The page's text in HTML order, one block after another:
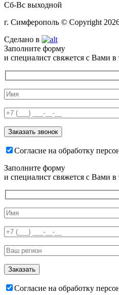
Сб-Вс выходной
г. Симферополь © Copyright
Сделано в
Заполните форму
и специалист свяжется с Вами в
Согласие на обработку
Заполните форму
и специалист свяжется с Вами в
Согласие на обработку